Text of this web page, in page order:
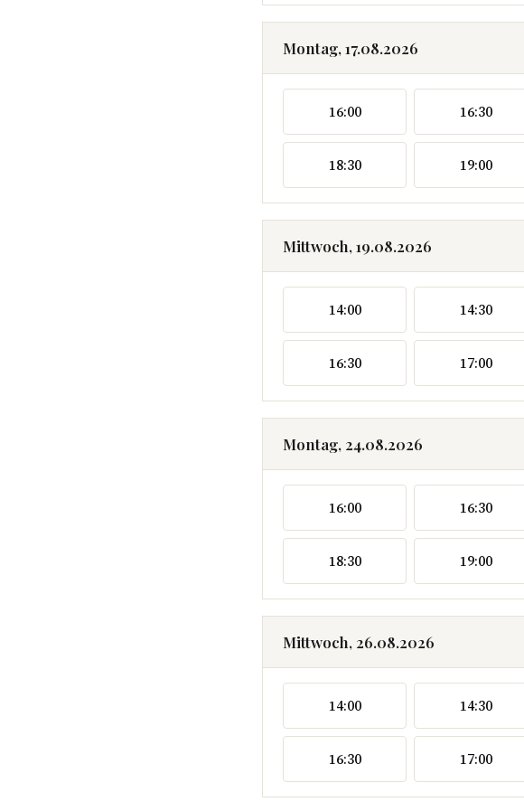
Montag, 17.08.2026
16:00 16:30
18:30 19:00
Mittwoch, 19.08.2026
14:00 14:30
16:30 17:00
Montag, 24.08.2026
16:00 16:30
18:30 19:00
Mittwoch, 26.08.2026
14:00 14:30
16:30 17:00